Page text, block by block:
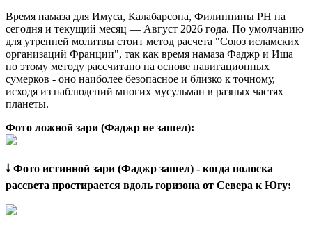
Время намаза для Имуса, Калабарсона, Филиппины PH на
сегодня и текущий месяц — Август 2026 года. По умолчанию
для утренней молитвы стоит метод расчета "Союз исламских
организаций Франции", так как время намаза Фаджр и Иша
по этому методу рассчитано на основе навигационных
сумерков - оно наиболее безопасное и близко к точному,
исходя из наблюдений многих мусульман в разных частях
планеты.
Фото ложной зари (Фаджр не зашел):
🠗 Фото истинной зари (Фаджр зашел) - когда полоска
рассвета простирается вдоль горизона от Севера к Югу: